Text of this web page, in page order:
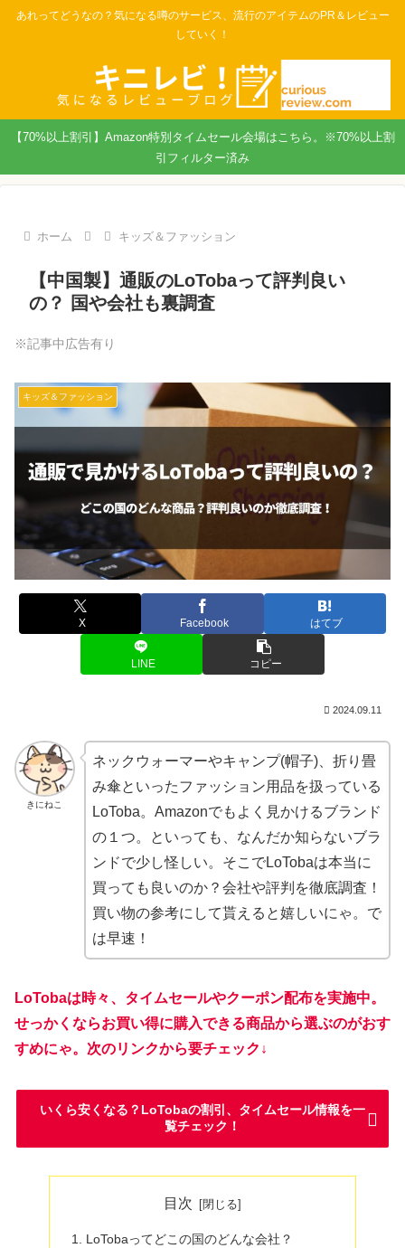
あれってどうなの？気になる噂のサービス、流行のアイテムのPR＆レビュー
していく！
【70%以上割引】Amazon特別タイムセール会場はこちら。※70%以上割
引フィルター済み
ホーム キッズ＆ファッション
【中国製】通販のLoTobaって評判良い
の？ 国や会社も裏調査
※記事中広告有り
キッズ＆ファッション
X Facebook はてブ
LINE コピー
2024.09.11
きにねこ
ネックウォーマーやキャンプ(帽子)、折り畳
み傘といったファッション用品を扱っている
LoToba。Amazonでもよく見かけるブランド
の１つ。といっても、なんだか知らないブラ
ンドで少し怪しい。そこでLoTobaは本当に
買っても良いのか？会社や評判を徹底調査！
買い物の参考にして貰えると嬉しいにゃ。で
は早速！
LoTobaは時々、タイムセールやクーポン配布を実施中。
せっかくならお買い得に購入できる商品から選ぶのがおす
すめにゃ。次のリンクから要チェック↓
いくら安くなる？LoTobaの割引、タイムセール情報を一
覧チェック！
目次
LoTobaってどこの国のどんな会社？